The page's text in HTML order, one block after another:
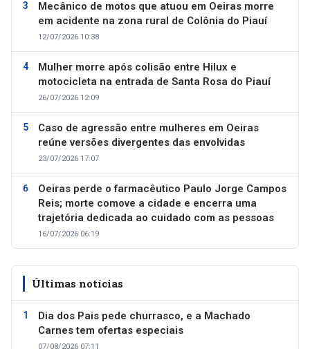
Mecânico de motos que atuou em Oeiras morre
em acidente na zona rural de Colônia do Piauí
12/07/2026 10:38
Mulher morre após colisão entre Hilux e
motocicleta na entrada de Santa Rosa do Piauí
26/07/2026 12:09
Caso de agressão entre mulheres em Oeiras
reúne versões divergentes das envolvidas
23/07/2026 17:07
Oeiras perde o farmacêutico Paulo Jorge Campos
Reis; morte comove a cidade e encerra uma
trajetória dedicada ao cuidado com as pessoas
16/07/2026 06:19
Últimas notícias
Dia dos Pais pede churrasco, e a Machado
Carnes tem ofertas especiais
07/08/2026 07:11